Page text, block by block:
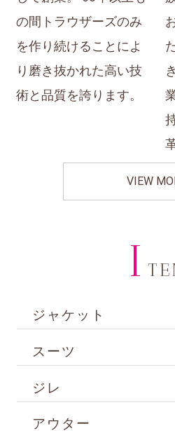
の間トラウザーズのみ
を作り続けることによ
り磨き抜かれた高い技
術と品質を誇ります。
VIEW
I
ジャケット
スーツ
ジレ
アウター